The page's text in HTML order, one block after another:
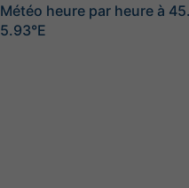
Météo heure par heure à
5.93°E